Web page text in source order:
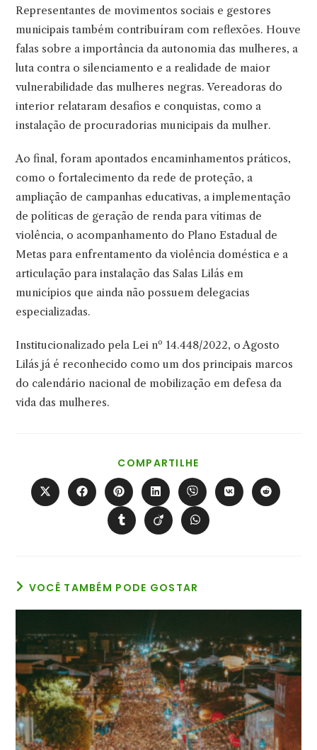
Representantes de movimentos sociais e gestores
municipais também contribuíram com reflexões. Houve
falas sobre a importância da autonomia das mulheres, a
luta contra o silenciamento e a realidade de maior
vulnerabilidade das mulheres negras. Vereadoras do
interior relataram desafios e conquistas, como a
instalação de procuradorias municipais da mulher.
Ao final, foram apontados encaminhamentos práticos,
como o fortalecimento da rede de proteção, a
ampliação de campanhas educativas, a implementação
de políticas de geração de renda para vítimas de
violência, o acompanhamento do Plano Estadual de
Metas para enfrentamento da violência doméstica e a
articulação para instalação das Salas Lilás em
municípios que ainda não possuem delegacias
especializadas.
Institucionalizado pela Lei nº 14.448/2022, o Agosto
Lilás já é reconhecido como um dos principais marcos
do calendário nacional de mobilização em defesa da
vida das mulheres.
COMPARTILHE
ESTE
CONTEÚDO
Abre
em
Abre
em
Abre
em
uma
nova
janela
Abre
em
uma
nova
janela
Abre
em
uma
nova
janela
Abre
em
Abre
em
Abre
em
Abre
em
Abre
em
VOCÊ TAMBÉM PODE GOSTAR